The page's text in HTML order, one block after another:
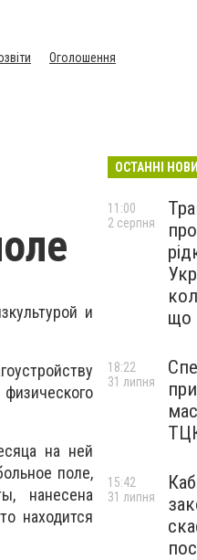
Оголошення
и
на ней
поле,
нанесена
находится
ОСТАННІ
що
11:00
2 серпня
18:22
31 липня
15:42
31 липня